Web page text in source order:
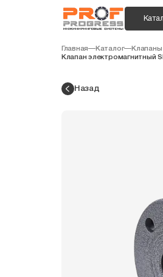
Главная—Каталог—
Клапан электромагнитный
Назад